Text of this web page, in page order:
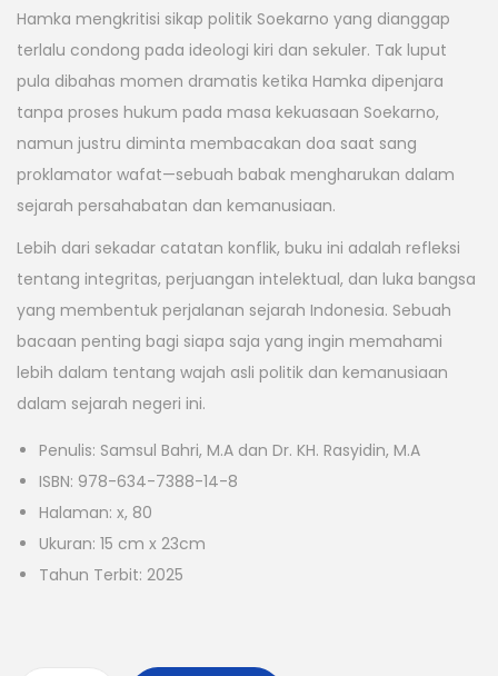
Hamka mengkritisi sikap politik Soekarno yang dianggap
terlalu condong pada ideologi kiri dan sekuler. Tak luput
pula dibahas momen dramatis ketika Hamka dipenjara
tanpa proses hukum pada masa kekuasaan Soekarno,
namun justru diminta membacakan doa saat sang
proklamator wafat—sebuah babak mengharukan dalam
sejarah persahabatan dan kemanusiaan.
Lebih dari sekadar catatan konflik, buku ini adalah refleksi
tentang integritas, perjuangan intelektual, dan luka bangsa
yang membentuk perjalanan sejarah Indonesia. Sebuah
bacaan penting bagi siapa saja yang ingin memahami
lebih dalam tentang wajah asli politik dan kemanusiaan
dalam sejarah negeri ini.
Penulis: Samsul Bahri, M.A dan Dr. KH. Rasyidin, M.A
ISBN: 978-634-7388-14-8
Halaman: x, 80
Ukuran: 15 cm x 23cm
Tahun Terbit: 2025